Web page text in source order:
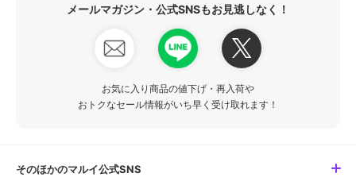
メールマガジン・公式SNSもお見逃しなく！
お気に入り商品の値下げ・再入荷や
おトクなセール情報がいち早く受け取れます！
そのほかのマルイ公式SNS